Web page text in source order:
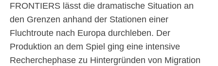
FRONTIERS lässt die dramatische Situation an
den Grenzen anhand der Stationen einer
Fluchtroute nach Europa durchleben. Der
Produktion an dem Spiel ging eine intensive
Recherchephase zu Hintergründen von Migration